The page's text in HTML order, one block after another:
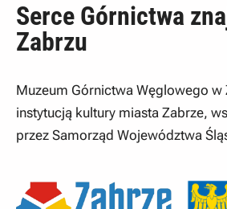
Serce Górnictwa
Zabrzu
Muzeum Górnictwa Węglowego w
instytucją kultury miasta Zabrze,
przez Samorząd Województwa